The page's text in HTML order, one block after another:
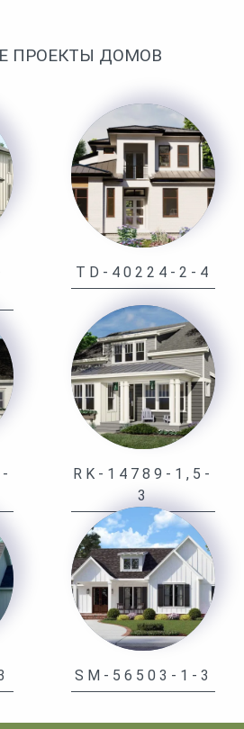
ПРОЕКТЫ ДОМОВ
TD-40224-2-4
RK-14789-1,5-
3
SM-56503-1-3